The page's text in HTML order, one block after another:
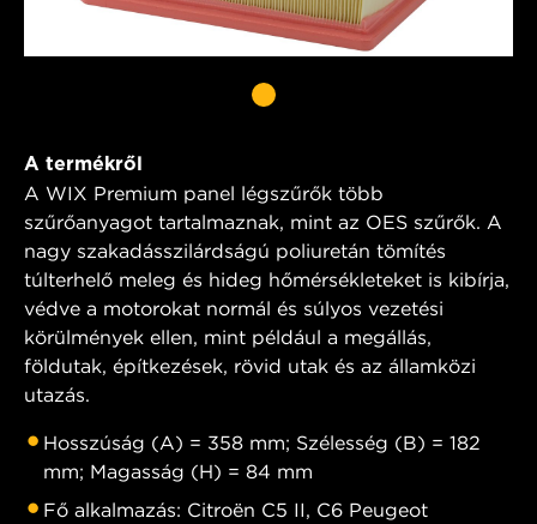
A termékről
A WIX Premium panel légszűrők több
szűrőanyagot tartalmaznak, mint az OES szűrők. A
nagy szakadásszilárdságú poliuretán tömítés
túlterhelő meleg és hideg hőmérsékleteket is kibírja,
védve a motorokat normál és súlyos vezetési
körülmények ellen, mint például a megállás,
földutak, építkezések, rövid utak és az államközi
utazás.
Hosszúság (A) = 358 mm; Szélesség (B) = 182
mm; Magasság (H) = 84 mm
Fő alkalmazás: Citroën C5 II, C6 Peugeot